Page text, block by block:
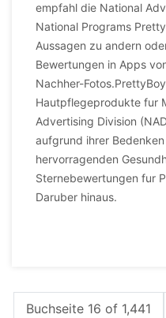
empfahl die National
National Programs
Aussagen zu andern
Bewertungen in Apps
Nachher-
Hautpflegeprodukte fur
Advertising Division
aufgrund ihrer
hervorragenden
Sternebewertungen fur
Daruber hinaus.
Buchseite 16 of 1,441